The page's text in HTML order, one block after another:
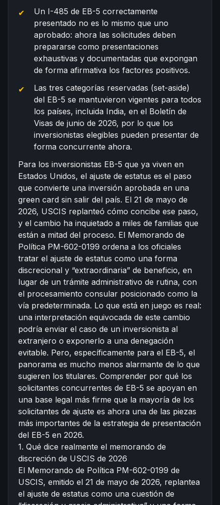
Un I-485 de EB-5 correctamente
presentado no es lo mismo que uno
aprobado: ahora las solicitudes deben
prepararse como presentaciones
exhaustivas y documentadas que expongan
de forma afirmativa los factores positivos.
Las tres categorías reservadas (set-aside)
del EB-5 se mantuvieron vigentes para todos
los países, incluida India, en el Boletín de
Visas de junio de 2026, por lo que los
inversionistas elegibles pueden presentar de
forma concurrente ahora.
Para los inversionistas EB-5 que ya viven en
Estados Unidos, el ajuste de estatus es el paso
que convierte una inversión aprobada en una
green card sin salir del país. El 21 de mayo de
2026, USCIS replanteó cómo concibe ese paso,
y el cambio ha inquietado a miles de familias que
están a mitad del proceso. El Memorando de
Política PM-602-0199 ordena a los oficiales
tratar el ajuste de estatus como una forma
discrecional y “extraordinaria” de beneficio, en
lugar de un trámite administrativo de rutina, con
el procesamiento consular posicionado como la
vía predeterminada. Lo que está en juego es real:
una interpretación equivocada de este cambio
podría enviar el caso de un inversionista al
extranjero o exponerlo a una denegación
evitable. Pero, específicamente para el EB-5, el
panorama es mucho menos alarmante de lo que
sugieren los titulares. Comprender por qué los
solicitantes concurrentes de EB-5 se apoyan en
una base legal más firme que la mayoría de los
solicitantes de ajuste es ahora una de las piezas
más importantes de la estrategia de presentación
del EB-5 en 2026.
1. Qué dice realmente el memorando de
discreción de USCIS de 2026
El Memorando de Política PM-602-0199 de
USCIS, emitido el 21 de mayo de 2026, replantea
el ajuste de estatus como una cuestión de